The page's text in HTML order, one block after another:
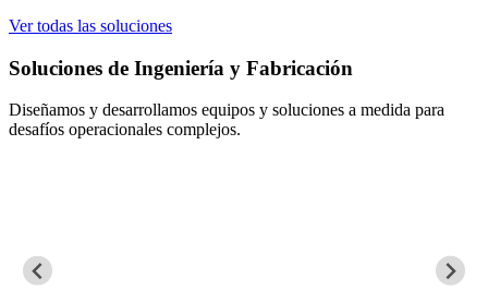
Ver todas las soluciones
Soluciones de Ingeniería y Fabricación
Diseñamos y desarrollamos equipos y soluciones a medida para
desafíos operacionales complejos.